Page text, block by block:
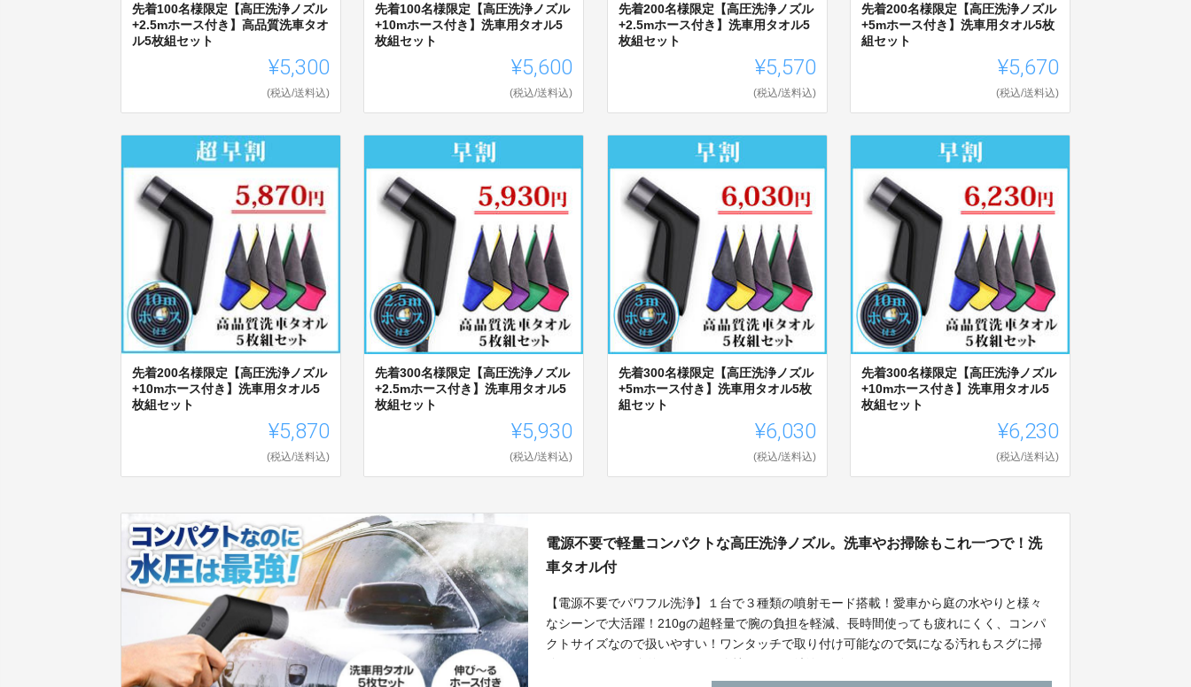
先着100名様限定【高圧洗浄ノズル
+2.5mホース付き】高品質洗車タオ
ル5枚組セット
¥5,300
(税込/送料込)
先着100名様限定【高圧洗浄ノズル
+10mホース付き】洗車用タオル5
枚組セット
¥5,600
(税込/送料込)
先着200名様限定【高圧洗浄ノズル
+2.5mホース付き】洗車用タオル5
枚組セット
¥5,570
(税込/送料込)
先着200名様限定【高圧洗浄ノズル
+5mホース付き】洗車用タオル5枚
組セット
¥5,670
(税込/送料込)
先着200名様限定【高圧洗浄ノズル
+10mホース付き】洗車用タオル5
枚組セット
¥5,870
(税込/送料込)
先着300名様限定【高圧洗浄ノズル
+2.5mホース付き】洗車用タオル5
枚組セット
¥5,930
(税込/送料込)
先着300名様限定【高圧洗浄ノズル
+5mホース付き】洗車用タオル5枚
組セット
¥6,030
(税込/送料込)
先着300名様限定【高圧洗浄ノズル
+10mホース付き】洗車用タオル5
枚組セット
¥6,230
(税込/送料込)
電源不要で軽量コンパクトな高圧洗浄ノズル。洗車やお掃除もこれ一つで！洗
車タオル付
【電源不要でパワフル洗浄】１台で３種類の噴射モード搭載！愛車から庭の水やりと様々
なシーンで大活躍！210gの超軽量で腕の負担を軽減、長時間使っても疲れにくく、コンパ
クトサイズなので扱いやすい！ワンタッチで取り付け可能なので気になる汚れもスグに掃